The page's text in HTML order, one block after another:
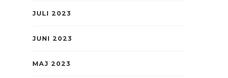
JULI 2023
JUNI 2023
MAJ 2023